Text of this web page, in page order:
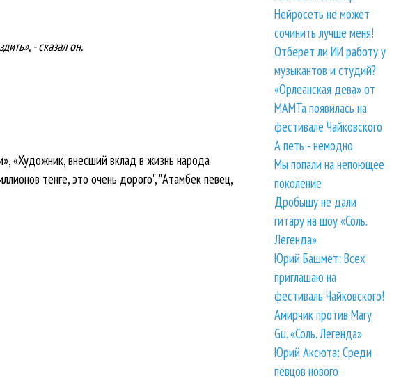
- сказал он.
«Художник, внесший вклад в жизнь народа
тенге, это очень дорого", "Атамбек певец,
Нейросеть не может
сочинить лучше меня!
Отберет ли ИИ работу у
музыкантов и студий?
«Орлеанская дева» от
МАМТа появилась на
фестивале Чайковского
А петь - немодно
Мы попали на непоющее
поколение
Дробышу не дали
гитару на шоу «Соль.
Легенда»
Юрий Башмет: Всех
приглашаю на
фестиваль Чайковского!
Амирчик против Mary
Gu. «Соль. Легенда»
Юрий Аксюта: Среди
певцов нового